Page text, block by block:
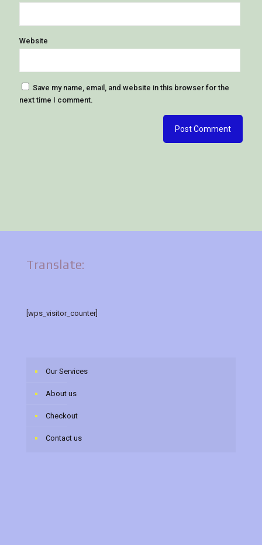
Website
Save my name, email, and website in this browser for the
next time I comment.
Translate:
[wps_visitor_counter]
Our Services
About us
Checkout
Contact us